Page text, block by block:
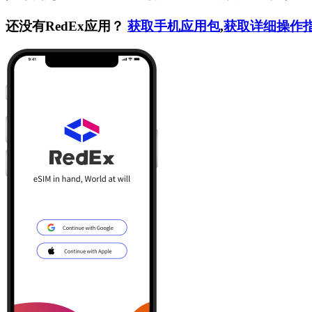
还没有RedEx应用？ 获取手机应用包,获取详细操作